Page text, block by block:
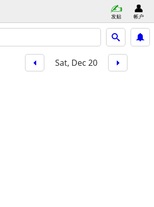
发贴 帐户
Sat, Dec 20